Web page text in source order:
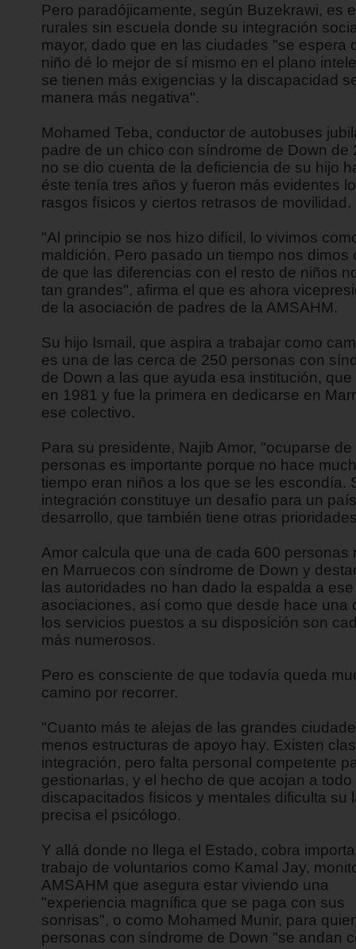
Pero paradójicamente, según Buzekrawi, es
rurales sin escuela donde su integración
mayor, dado que en las ciudades "se espera
niño dé lo mejor de sí mismo en el plano
se tienen más exigencias y la discapacidad
manera más negativa".
Mohamed Teba, conductor de autobuses
padre de un chico con síndrome de Down de
no se dio cuenta de la deficiencia de su hijo
éste tenía tres años y fueron más evidentes
rasgos físicos y ciertos retrasos de movilidad.
"Al principio se nos hizo difícil, lo vivimos
maldición. Pero pasado un tiempo nos dimos
de que las diferencias con el resto de niños
tan grandes", afirma el que es ahora
de la asociación de padres de la AMSAHM.
Su hijo Ismail, que aspira a trabajar como
es una de las cerca de 250 personas con
de Down a las que ayuda esa institución, que
en 1981 y fue la primera en dedicarse en
ese colectivo.
Para su presidente, Najib Amor, "ocuparse
personas es importante porque no hace
tiempo eran niños a los que se les escondía.
integración constituye un desafío para un
desarrollo, que también tiene otras
Amor calcula que una de cada 600 personas
en Marruecos con síndrome de Down y
las autoridades no han dado la espalda a
asociaciones, así como que desde hace una
los servicios puestos a su disposición son
más numerosos.
Pero es consciente de que todavía queda
camino por recorrer.
"Cuanto más te alejas de las grandes
menos estructuras de apoyo hay. Existen
integración, pero falta personal competente
gestionarlas, y el hecho de que acojan a todo
discapacitados físicos y mentales dificulta su
precisa el psicólogo.
Y allá donde no llega el Estado, cobra
trabajo de voluntarios como Kamal Jay,
AMSAHM que asegura estar viviendo una
"experiencia magnífica que se paga con sus
sonrisas", o como Mohamed Munir, para
personas con síndrome de Down "se andan